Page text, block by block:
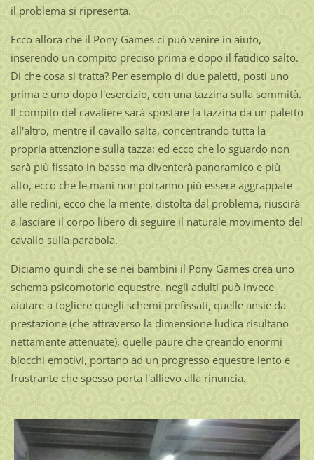
il problema si ripresenta.
Ecco allora che il Pony Games ci può venire in aiuto,
inserendo un compito preciso prima e dopo il fatidico salto.
Di che cosa si tratta? Per esempio di due paletti, posti uno
prima e uno dopo l'esercizio, con una tazzina sulla sommità.
Il compito del cavaliere sarà spostare la tazzina da un paletto
all'altro, mentre il cavallo salta, concentrando tutta la
propria attenzione sulla tazza: ed ecco che lo sguardo non
sarà più fissato in basso ma diventerà panoramico e più
alto, ecco che le mani non potranno più essere aggrappate
alle redini, ecco che la mente, distolta dal problema, riuscirà
a lasciare il corpo libero di seguire il naturale movimento del
cavallo sulla parabola.
Diciamo quindi che se nei bambini il Pony Games crea uno
schema psicomotorio equestre, negli adulti può invece
aiutare a togliere quegli schemi prefissati, quelle ansie da
prestazione (che attraverso la dimensione ludica risultano
nettamente attenuate), quelle paure che creando enormi
blocchi emotivi, portano ad un progresso equestre lento e
frustrante che spesso porta l'allievo alla rinuncia.